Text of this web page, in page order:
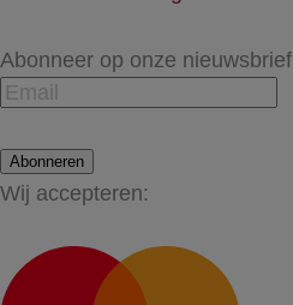
Abonneer op onze nieuwsbrief
Abonneren
Wij accepteren: